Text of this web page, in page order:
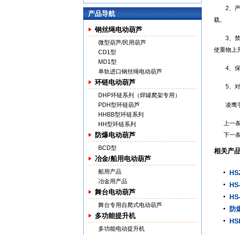
产品导航
钢丝绳电动葫芦
微型葫芦/民用葫芦
CD1型
MD1型
单轨进口钢丝绳电动葫芦
环链电动葫芦
DHP环链系列（焊罐爬架专用）
PDH型环链葫芦
HHBB型环链系列
HH型环链系列
防爆电动葫芦
BCD型
冶金/船用电动葫芦
船用产品
冶金用产品
舞台电动葫芦
舞台专用自爬式电动葫芦
多功能提升机
多功能电动提升机
2、
载。
3、
使重物上
4、
5、
凌鹰
上一
下一
相关产
防